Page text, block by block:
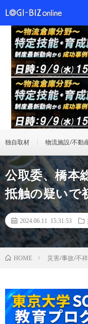
独自取材 物流施設/不動
公取委、橋本
抵触の疑いで
2024.06.11 15:31:53
HOME 災害/事故/不